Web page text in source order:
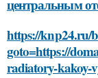
центральным
https://knp24.ru/
goto=https://
radiatory-kakoy-